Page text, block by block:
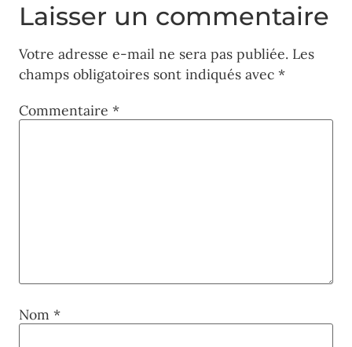
Laisser un commentaire
Votre adresse e-mail ne sera pas publiée. Les
champs obligatoires sont indiqués avec *
Commentaire *
Nom *